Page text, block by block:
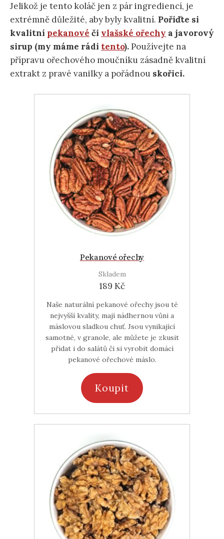
Jelikož je tento koláč jen z pár ingrediencí, je
extrémně důležité, aby byly kvalitní. Pořiďte si
kvalitní pekanové či vlašské ořechy a javorový
sirup (my máme rádi tento).Používejte na
přípravu ořechového moučníku zásadně kvalitní
extrakt z pravé vanilky a pořádnou skořici.
Pekanové ořechy
Skladem
189 Kč
Naše naturální pekanové ořechy jsou té
nejvyšší kvality, mají nádhernou vůni a
máslovou sladkou chuť. Jsou vynikající
samotné, v granole, ale můžete je zkusit
přidat i do salátů či si vyrobit domácí
pekanové ořechové máslo.
Koupit